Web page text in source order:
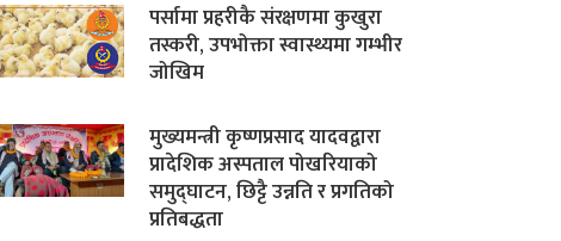
पर्सामा प्रहरीकै संरक्षणमा कुखुरा
तस्करी, उपभोक्ता स्वास्थ्यमा गम्भीर
जोखिम
मुख्यमन्त्री कृष्णप्रसाद यादवद्वारा
प्रादेशिक अस्पताल पोखरियाको
समुद्घाटन, छिट्टै उन्नति र प्रगतिको
प्रतिबद्धता